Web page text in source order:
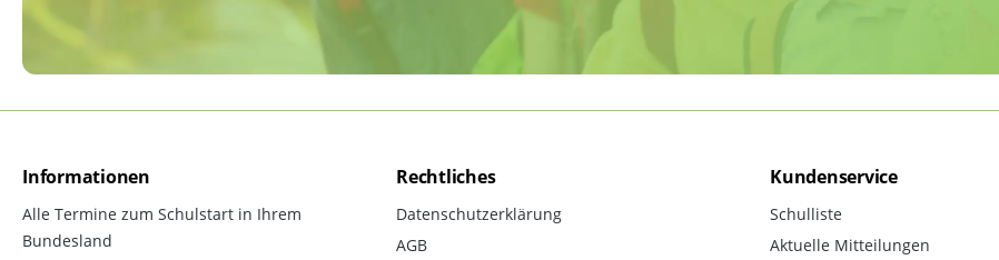
Informationen
Alle Termine zum Schulstart in Ihrem
Bundesland
Rechtliches
Datenschutzerklärung
AGB
Kundenservice
Schulliste
Aktuelle Mitteilungen